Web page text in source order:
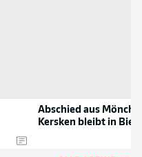
Abschied aus
Kersken bleibt in